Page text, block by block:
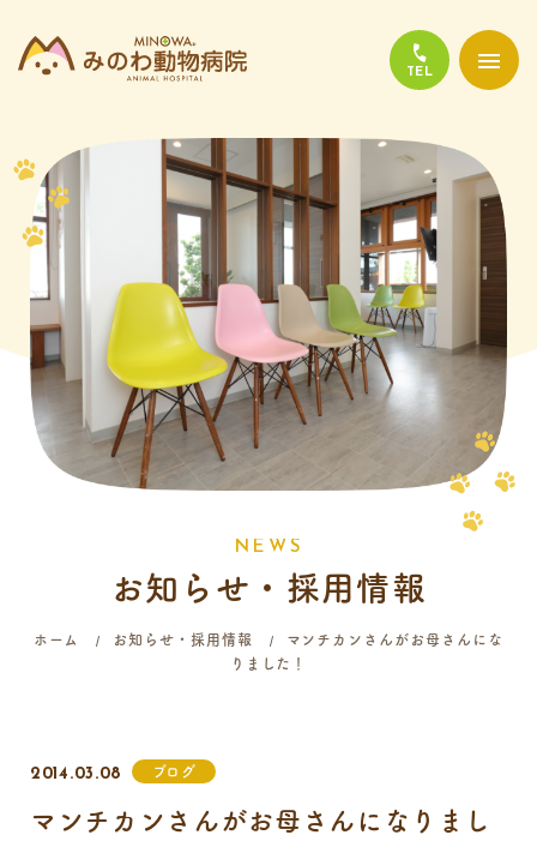
当院について
診療について
かかりやすい代表的な病気
よくある質問
058-214-4071
…火曜日終日・日曜日午前はご予約のみの診療となります。
N E W S
お知らせ・採用情報
ホーム お知らせ・採用情報
マンチカンさんがお母さんにな
りました！
2014.03.08 ブログ
マンチカンさんがお母さんになりまし